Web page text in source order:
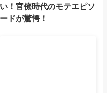
い！官僚時代のモテエピソ
ードが驚愕！